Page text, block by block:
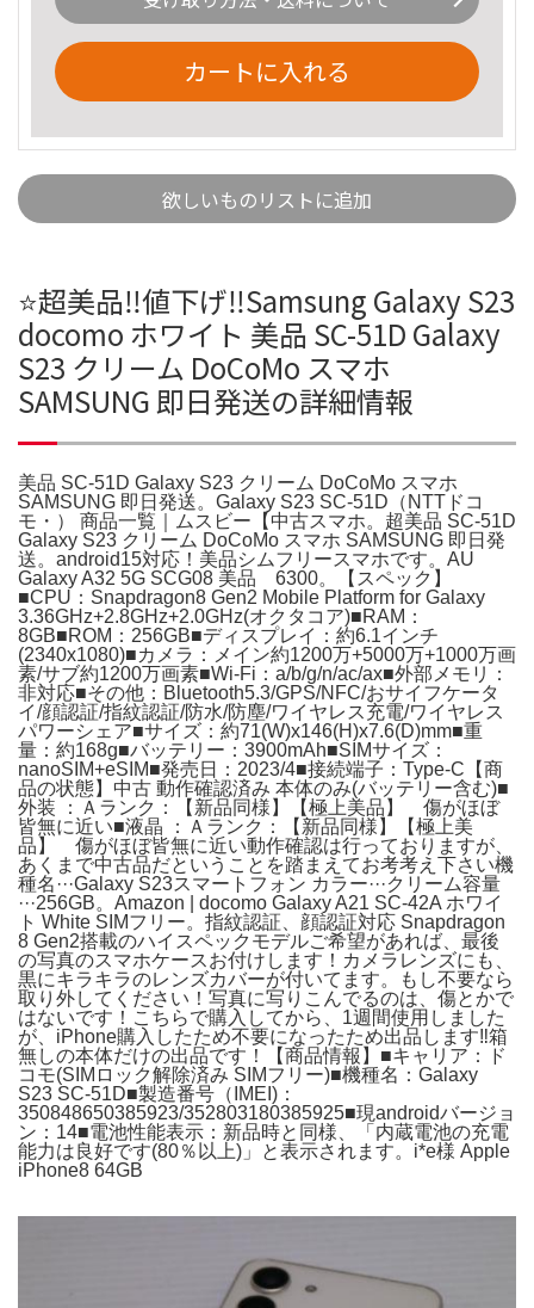
カートに入れる
欲しいものリストに追加
⭐️超美品‼️値下げ‼️Samsung Galaxy S23
docomo ホワイト 美品 SC-51D Galaxy
S23 クリーム DoCoMo スマホ
SAMSUNG 即日発送の詳細情報
美品 SC-51D Galaxy S23 クリーム DoCoMo スマホ
SAMSUNG 即日発送。Galaxy S23 SC-51D（NTTドコ
モ・） 商品一覧｜ムスビー【中古スマホ。超美品 SC-51D
Galaxy S23 クリーム DoCoMo スマホ SAMSUNG 即日発
送。android15対応！美品シムフリースマホです。AU
Galaxy A32 5G SCG08 美品 6300。【スペック】
■CPU：Snapdragon8 Gen2 Mobile Platform for Galaxy
3.36GHz+2.8GHz+2.0GHz(オクタコア)■RAM：
8GB■ROM：256GB■ディスプレイ：約6.1インチ
(2340x1080)■カメラ：メイン約1200万+5000万+1000万画
素/サブ約1200万画素■Wi-Fi：a/b/g/n/ac/ax■外部メモリ：
非対応■その他：Bluetooth5.3/GPS/NFC/おサイフケータ
イ/顔認証/指紋認証/防水/防塵/ワイヤレス充電/ワイヤレス
パワーシェア■サイズ：約71(W)x146(H)x7.6(D)mm■重
量：約168g■バッテリー：3900mAh■SIMサイズ：
nanoSIM+eSIM■発売日：2023/4■接続端子：Type-C【商
品の状態】中古 動作確認済み 本体のみ(バッテリー含む)■
外装 ：Ａランク：【新品同様】【極上美品】 傷がほぼ
皆無に近い■液晶 ：Ａランク：【新品同様】【極上美
品】 傷がほぼ皆無に近い動作確認は行っておりますが、
あくまで中古品だということを踏まえてお考考え下さい機
種名···Galaxy S23スマートフォン カラー···クリーム容量
···256GB。Amazon | docomo Galaxy A21 SC-42A ホワイ
ト White SIMフリー。指紋認証、顔認証対応 Snapdragon
8 Gen2搭載のハイスペックモデルご希望があれば、最後
の写真のスマホケースお付けします！カメラレンズにも、
黒にキラキラのレンズカバーが付いてます。もし不要なら
取り外してください！写真に写りこんでるのは、傷とかで
はないです！こちらで購入してから、1週間使用しました
が、iPhone購入したため不要になったため出品します‼️箱
無しの本体だけの出品です！【商品情報】■キャリア：ド
コモ(SIMロック解除済み SIMフリー)■機種名：Galaxy
S23 SC-51D■製造番号（IMEI)：
350848650385923/352803180385925■現androidバージョ
ン：14■電池性能表示：新品時と同様、「内蔵電池の充電
能力は良好です(80％以上)」と表示されます。i*e様 Apple
iPhone8 64GB